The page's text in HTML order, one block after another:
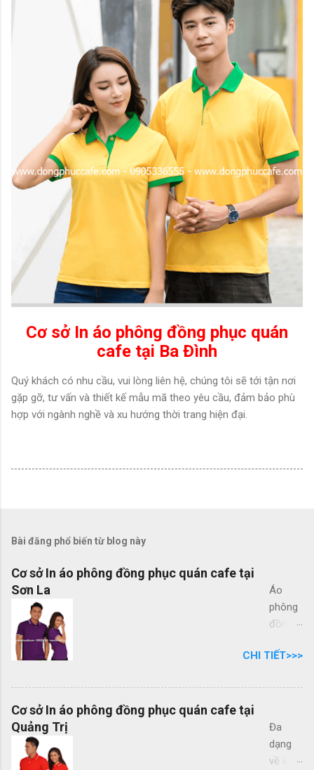
Cơ sở In áo phông đồng phục quán
cafe tại Ba Ðình
Quý khách có nhu cầu, vui lòng liên hệ, chúng tôi sẽ tới tận nơi
gặp gỡ, tư vấn và thiết kế mẫu mã theo yêu cầu, đảm bảo phù
hợp với ngành nghề và xu hướng thời trang hiện đại.
Bài đăng phổ biến từ blog này
Cơ sở In áo phông đồng phục quán cafe tại
Sơn La
Áo
phông
đồng
quán
đẹp
tại Việt
Nam,
bạn
CHI TIẾT>>>
Cơ sở In áo phông đồng phục quán cafe tại
Quảng Trị
Đa
dạng
về kiểu